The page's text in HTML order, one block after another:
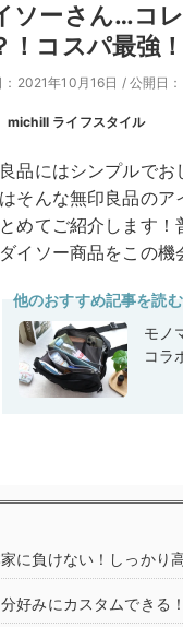
ソーさん…コ
！コスパ最強
：2021年10月16日 / 公開日
michill ライフスタイル
品にはシンプルでお
そんな無印良品の
めてご紹介します
イソー商品をこの機
他のおすすめ記事を読む
モノ
コラ
に負けない！しっかり
分好みにカスタムできる